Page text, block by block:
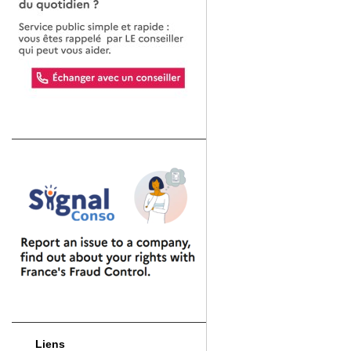
Liens